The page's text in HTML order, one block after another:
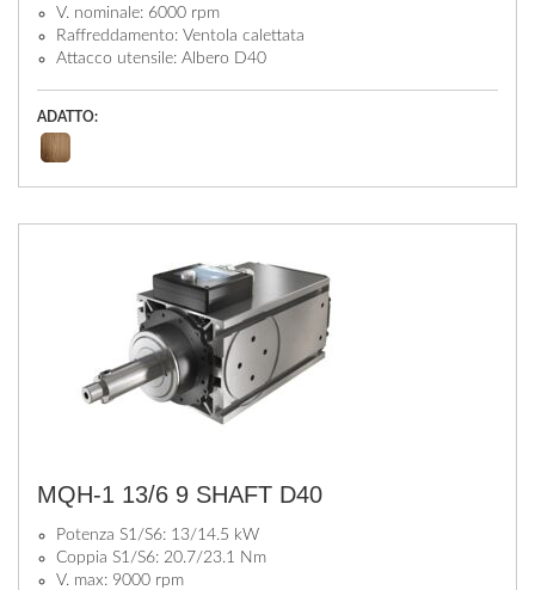
V. nominale: 6000 rpm
Raffreddamento: Ventola calettata
Attacco utensile: Albero D40
ADATTO:
MQH-1 13/6 9 SHAFT D40
Potenza S1/S6: 13/14.5 kW
Coppia S1/S6: 20.7/23.1 Nm
V. max: 9000 rpm